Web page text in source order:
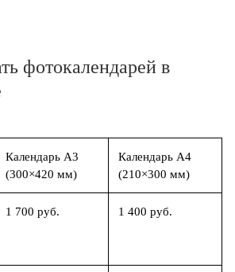
фотокалендарей в
Календарь А3
(300×420 мм)
Календарь А4
(210×300 мм)
1 700 руб. 1 400 руб.